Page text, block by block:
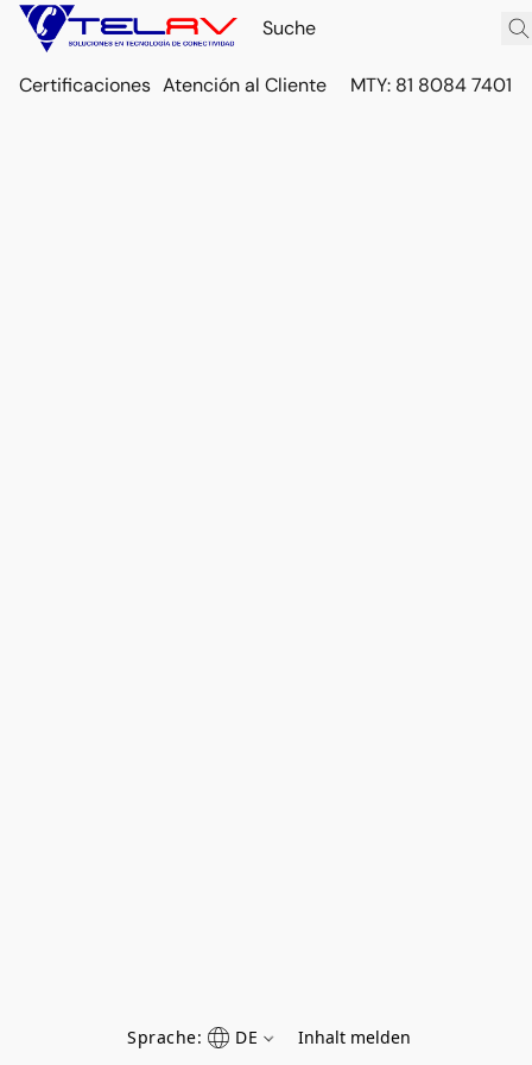
Certificaciones Atención al Cliente MTY: 81 8084 7401
Sprache: DE Inhalt melden